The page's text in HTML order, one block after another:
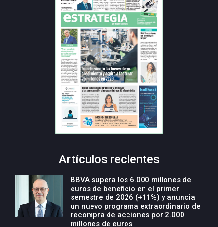
Artículos recientes
BBVA supera los 6.000 millones de
euros de beneficio en el primer
semestre de 2026 (+11%) y anuncia
un nuevo programa extraordinario de
recompra de acciones por 2.000
millones de euros